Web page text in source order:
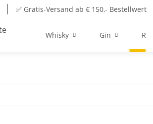
✅ Gratis-Versand ab € 150,- Bestellwert
Whisky Gin Rum